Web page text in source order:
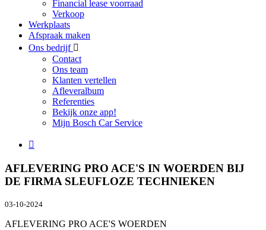
Financial lease voorraad
Verkoop
Werkplaats
Afspraak maken
Ons bedrijf
Contact
Ons team
Klanten vertellen
Afleveralbum
Referenties
Bekijk onze app!
Mijn Bosch Car Service
AFLEVERING PRO ACE'S IN WOERDEN BIJ
DE FIRMA SLEUFLOZE TECHNIEKEN
03-10-2024
AFLEVERING PRO ACE'S WOERDEN